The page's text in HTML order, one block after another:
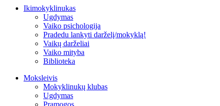
Ikimokyklinukas
Ugdymas
Vaiko psichologija
Pradedu lankyti darželį/mokyklą!
Vaikų darželiai
Vaiko mityba
Biblioteka
Moksleivis
Mokyklinukų klubas
Ugdymas